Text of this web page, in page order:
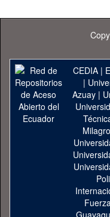
CEDIA|
|
Azuay|
Milagro